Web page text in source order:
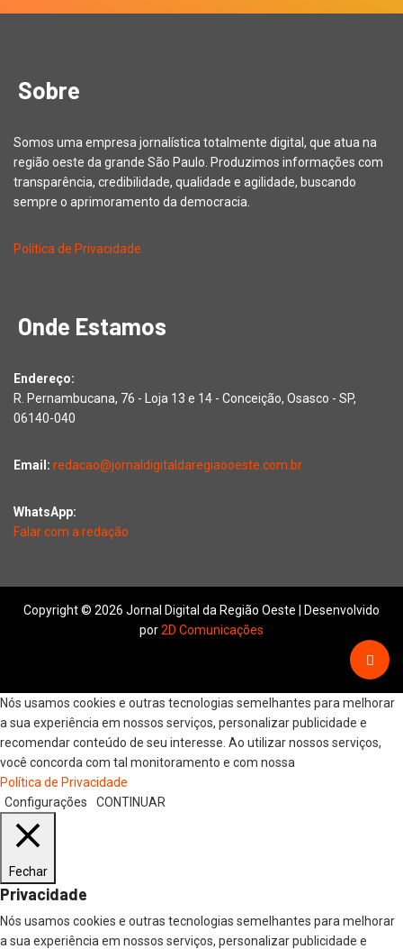
Sobre
Somos uma empresa jornalística totalmente digital, que atua na
região oeste da grande São Paulo. Produzimos informações com
transparência, credibilidade, qualidade e agilidade, buscando
sempre o aprimoramento da democracia.
Política de Privacidade
Onde Estamos
Endereço:
R. Pernambucana, 76 - Loja 13 e 14 - Conceição, Osasco - SP,
06140-040
Email: redacao@jornaldigitaldaregiaooeste.com.br
WhatsApp:
Falar com a redação
Copyright © 2026 Jornal Digital da Região Oeste | Desenvolvido
por2D Comunicações
Nós usamos cookies e outras tecnologias semelhantes para melhorar
a sua experiência em nossos serviços, personalizar publicidade e
recomendar conteúdo de seu interesse. Ao utilizar nossos serviços,
você concorda com tal monitoramento e com nossa
Política de Privacidade
Configurações
CONTINUAR
Fechar
Privacidade
Nós usamos cookies e outras tecnologias semelhantes para melhorar
a sua experiência em nossos serviços, personalizar publicidade e